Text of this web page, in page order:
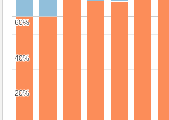
20%
20%
40%
40%
60%
60%